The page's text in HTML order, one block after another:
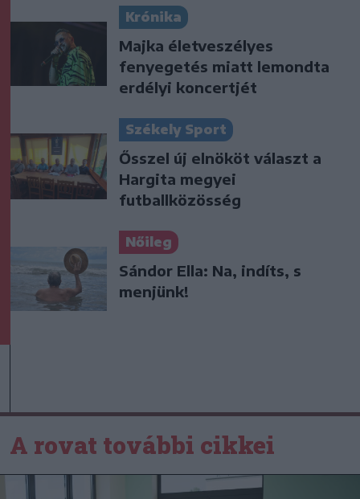
Krónika
Majka életveszélyes
fenyegetés miatt lemondta
erdélyi koncertjét
Székely Sport
Ősszel új elnököt választ a
Hargita megyei
futballközösség
Nőileg
Sándor Ella: Na, indíts, s
menjünk!
A rovat további cikkei